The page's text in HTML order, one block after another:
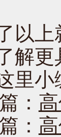
上就
解
里
：
：